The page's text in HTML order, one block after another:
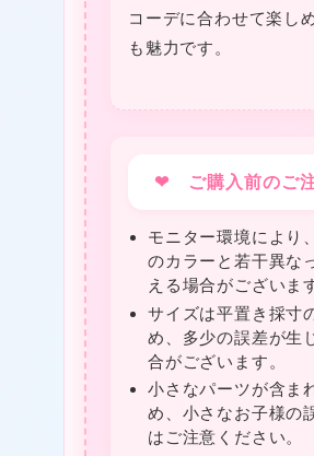
コーデに合わせて楽し
も魅力です。
❤ ご購入前のご
モニター環境により
のカラーと若干異な
える場合がございま
サイズは平置き採寸
め、多少の誤差が生
合がございます。
小さなパーツが含ま
め、小さなお子様の
はご注意ください。
❤